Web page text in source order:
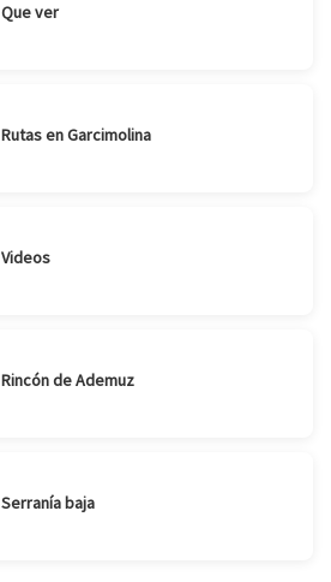
Que ver
Rutas en Garcimolina
Videos
Rincón de Ademuz
Serranía baja